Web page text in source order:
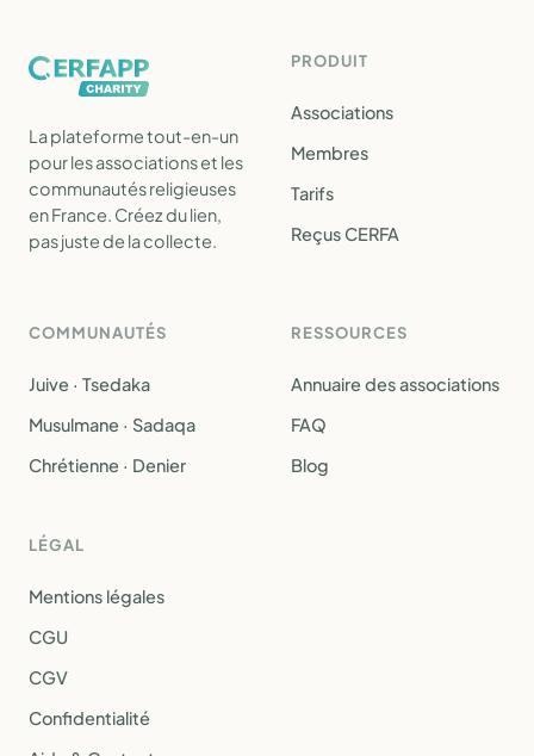
La plateforme tout-en-un
pour les associations et les
communautés religieuses
en France. Créez du lien,
pas juste de la collecte.
PRODUIT
Associations
Membres
Tarifs
Reçus CERFA
COMMUNAUTÉS
Juive · Tsedaka
Musulmane · Sadaqa
Chrétienne · Denier
RESSOURCES
Annuaire des associations
FAQ
Blog
LÉGAL
Mentions légales
CGU
CGV
Confidentialité